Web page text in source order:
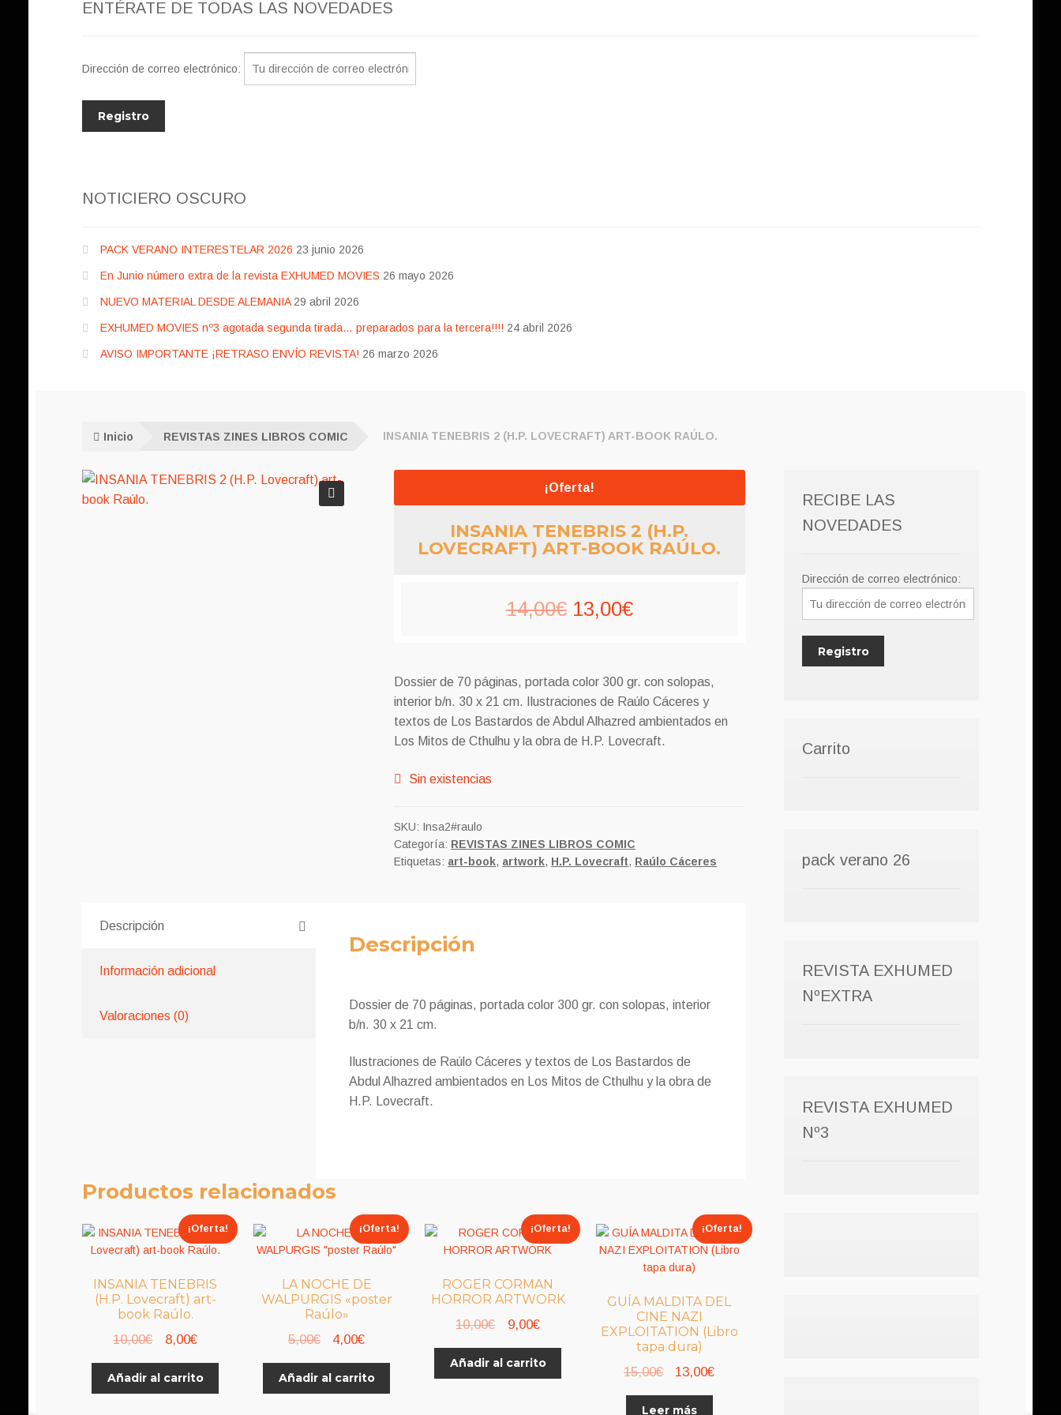
ENTÉRATE DE TODAS LAS NOVEDADES
Dirección de correo electrónico:
NOTICIERO OSCURO
PACK VERANO INTERESTELAR 2026 23 junio 2026
En Junio número extra de la revista EXHUMED MOVIES 26 mayo 2026
NUEVO MATERIAL DESDE ALEMANIA 29 abril 2026
EXHUMED MOVIES nº3 agotada segunda tirada… preparados para la tercera!!!! 24 abril 2026
AVISO IMPORTANTE ¡RETRASO ENVÍO REVISTA! 26 marzo 2026
Inicio REVISTAS ZINES LIBROS COMIC INSANIA TENEBRIS 2 (H.P. LOVECRAFT) ART-BOOK RAÚLO.
¡Oferta!
INSANIA TENEBRIS 2 (H.P.
LOVECRAFT) ART-BOOK RAÚLO.
14,00€ El
original
era:
14,00€.
13,00€El
actual
es:
13,00€.
Dossier de 70 páginas, portada color 300 gr. con solopas,
interior b/n. 30 x 21 cm. Ilustraciones de Raúlo Cáceres y
textos de Los Bastardos de Abdul Alhazred ambientados en
Los Mitos de Cthulhu y la obra de H.P. Lovecraft.
Sin existencias
SKU: Insa2#raulo
Categoría: REVISTAS ZINES LIBROS COMIC
Etiquetas: art-book, artwork, H.P. Lovecraft, Raúlo Cáceres
Descripción
Información adicional
Valoraciones (0)
Descripción
Dossier de 70 páginas, portada color 300 gr. con solopas, interior
b/n. 30 x 21 cm.
Ilustraciones de Raúlo Cáceres y textos de Los Bastardos de
Abdul Alhazred ambientados en Los Mitos de Cthulhu y la obra de
H.P. Lovecraft.
Productos relacionados
INSANIA TENEBRIS
(H.P. Lovecraft) art-
book Raúlo.
¡Oferta!
10,00€
El
precio
original
8,00€El
precio
actual
Añadir al carrito
LA NOCHE DE
WALPURGIS «poster
Raúlo»
¡Oferta!
5,00€
El
precio
original
4,00€El
precio
actual
Añadir al carrito
ROGER CORMAN
HORROR ARTWORK
¡Oferta!
10,00€
El
precio
original
9,00€El
precio
actual
Añadir al carrito
GUÍA MALDITA DEL
CINE NAZI
EXPLOITATION (Libro
tapa dura)
¡Oferta!
15,00€
El
precio
13,00€El
Leer más
RECIBE LAS
NOVEDADES
Dirección de correo electrónico:
Carrito
pack verano 26
REVISTA EXHUMED
NºEXTRA
REVISTA EXHUMED
Nº3